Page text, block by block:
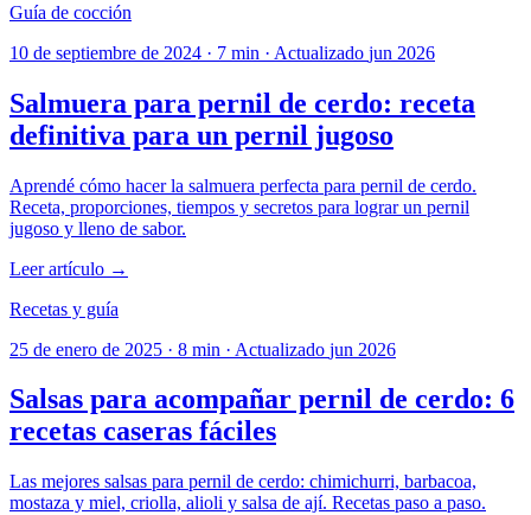
Guía de cocción
10 de septiembre de 2024 · 7 min · Actualizado jun 2026
Salmuera para pernil de cerdo: receta
definitiva para un pernil jugoso
Aprendé cómo hacer la salmuera perfecta para pernil de cerdo.
Receta, proporciones, tiempos y secretos para lograr un pernil
jugoso y lleno de sabor.
Leer artículo →
Recetas y guía
25 de enero de 2025 · 8 min · Actualizado jun 2026
Salsas para acompañar pernil de cerdo: 6
recetas caseras fáciles
Las mejores salsas para pernil de cerdo: chimichurri, barbacoa,
mostaza y miel, criolla, alioli y salsa de ají. Recetas paso a paso.